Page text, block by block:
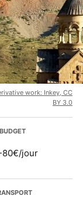
work: Inkey, CC
BY 3.0
BUDGET
80€/jour